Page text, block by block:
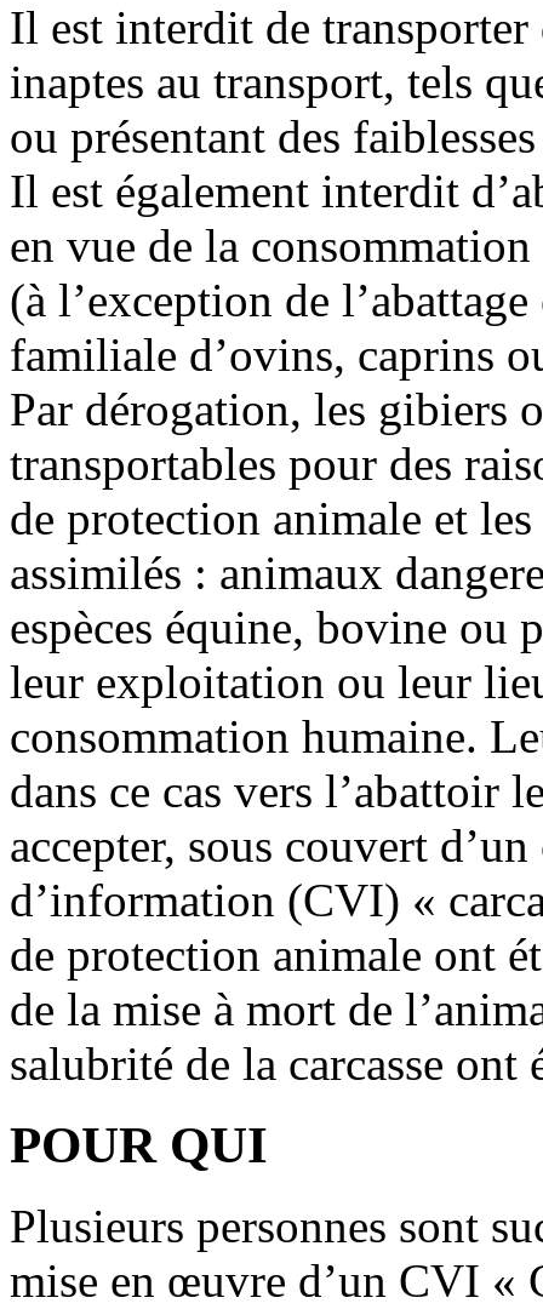
Il est interdit de
inaptes au transport, tels
ou présentant des
Il est également interdit
en vue de la
(à l’exception de
familiale d’ovins, caprins
Par dérogation, les gibiers
transportables pour des
de protection animale et
assimilés : animaux
espèces équine, bovine ou
leur exploitation ou leur
consommation humaine.
dans ce cas vers l’abattoir
accepter, sous couvert
d’information (CVI) «
de protection animale ont
de la mise à mort de
salubrité de la carcasse ont
POUR QUI
Plusieurs personnes sont
mise en œuvre d’un CVI «